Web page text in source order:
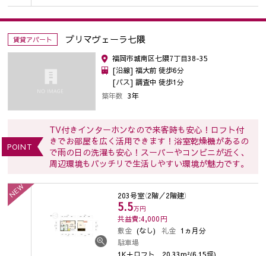
賃貸アパート プリマヴェーラ七隈
福岡市城南区七隈7丁目38-35
[沿線] 福大前 徒歩6分
[バス] 調査中 徒歩1分
築年数 3年
POINT
TV付きインターホンなので来客時も安心！ロフト付
きでお部屋を広く活用できます！浴室乾燥機があるの
で雨の日の洗濯も安心！スーパーやコンビニが近く、
周辺環境もバッチリで生活しやすい環境が魅力です。
NEW 203号室（2階／2階建）
5.5万円
共益費:4,000円
敷金 (なし) 礼金 1ヵ月分
駐車場